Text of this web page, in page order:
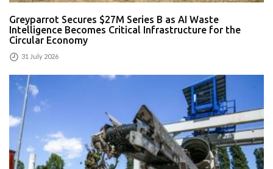
Greyparrot Secures $27M Series B as AI Waste
Intelligence Becomes Critical Infrastructure for the
Circular Economy
31 July 2026